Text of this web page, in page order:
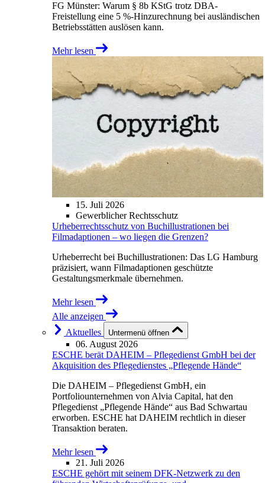
FG Münster: Warum § 8b KStG trotz DBA-
Freistellung eine 5 %-Hinzurechnung bei ausländischen
Betriebsstätten auslösen kann.
Mehr lesen
15. Juli 2026
Gewerblicher Rechtsschutz
Urheberrechtsschutz von Buchillustrationen bei
Filmadaptionen – wo liegen die Grenzen?
Urheberrecht bei Buchillustrationen: Das LG Hamburg
präzisiert, wann Filmadaptionen geschützte
Gestaltungsmerkmale übernehmen.
Mehr lesen
Alle anzeigen
Aktuelles
Untermenü öffnen
06. August 2026
ESCHE berät DAHEIM – Pflegedienst GmbH bei der
Akquisition des Pflegedienstes „Pflegende Hände“
Die DAHEIM – Pflegedienst GmbH, ein
Portfoliounternehmen von Alvia Capital, hat den
Pflegedienst „Pflegende Hände“ aus Bad Schwartau
erworben. ESCHE hat DAHEIM rechtlich in dieser
Transaktion beraten.
Mehr lesen
21. Juli 2026
ESCHE gehört mit seinem DFK-Netzwerk zu den